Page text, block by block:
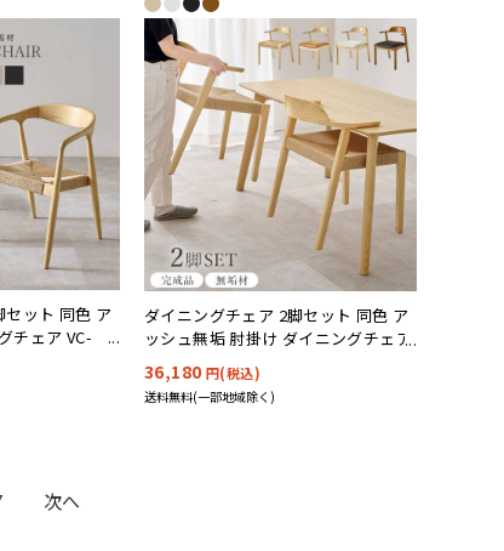
ット 同色 ア
チェア VC-
ダイニングチェア 2脚セット 同色 ア
ッシュ無垢 肘掛け ダイニングチェア
VC-7003 4色対応
36,180 円(税込)
送料無料(一部地域除く)
次へ